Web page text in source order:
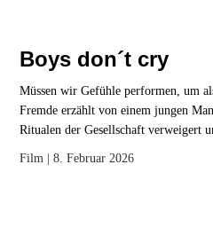
Boys don´t cry
Müssen wir Gefühle performen, um
Fremde erzählt von einem jungen
Ritualen der Gesellschaft verweigert
Film | 8. Februar 2026